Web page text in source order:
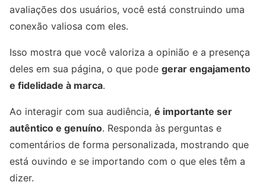
avaliações dos usuários, você está construindo uma
conexão valiosa com eles.
Isso mostra que você valoriza a opinião e a presença
deles em sua página, o que pode gerar engajamento
e fidelidade à marca.
Ao interagir com sua audiência, é importante ser
autêntico e genuíno. Responda às perguntas e
comentários de forma personalizada, mostrando que
está ouvindo e se importando com o que eles têm a
dizer.